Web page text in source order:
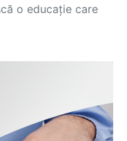
o educație care